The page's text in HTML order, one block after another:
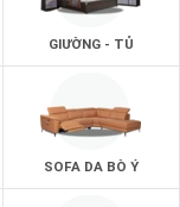
GIƯỜNG - TỦ
SOFA DA BÒ Ý